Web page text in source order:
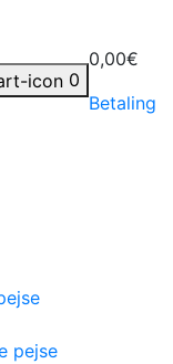
0
0,00€
Betaling
pejse